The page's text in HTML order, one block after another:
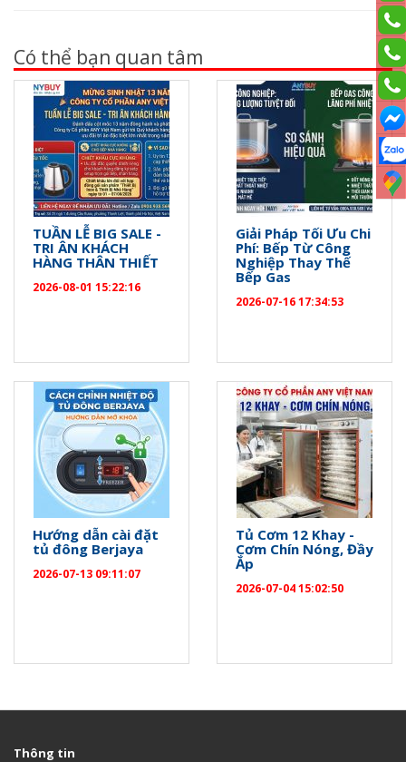
Có thể bạn quan tâm
TUẦN LỄ BIG SALE -
TRI ÂN KHÁCH
HÀNG THÂN THIẾT
2026-08-01 15:22:16
Giải Pháp Tối Ưu Chi
Phí: Bếp Từ Công
Nghiệp Thay Thế
Bếp Gas
2026-07-16 17:34:53
Hướng dẫn cài đặt
tủ đông Berjaya
2026-07-13 09:11:07
Tủ Cơm 12 Khay -
Cơm Chín Nóng, Đầy
Ắp
2026-07-04 15:02:50
Thông tin